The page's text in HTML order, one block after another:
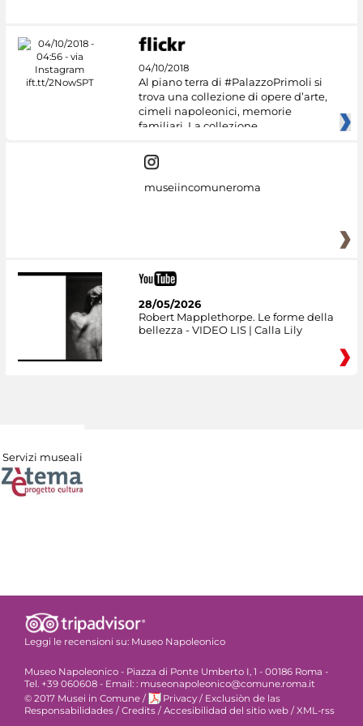
04/10/2018
Al piano terra di #PalazzoPrimoli si
trova una collezione di opere d’arte,
cimeli napoleonici, memorie
familiari. La collezione
museiincomuneroma
28/05/2026
Robert Mapplethorpe. Le forme della
bellezza - VIDEO LIS | Calla Lily
Servizi museali
Leggi le recensioni su: Museo Napoleonico
Museo Napoleonico - Piazza di Ponte Umberto I, 1 - 00186 Roma -
Tel. +39 060608 - Email: : museonapoleonico@comune.roma.it
© 2017 Musei in Comune / Privacy / Exclusiòn de las
Responsabilidades /Credits /Accesibilidad del sitio web /XML-rss